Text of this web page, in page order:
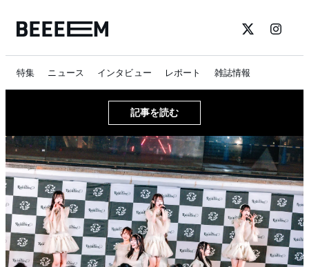
特集 ニュース インタビュー レポート 雑誌情報
記事を読む